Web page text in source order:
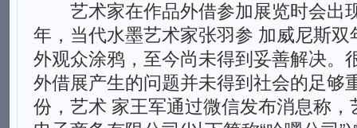
艺术家在作品外借参加展览时会出
年，当代水墨艺术家张羽参 加威尼斯
外观众涂鸦，至今尚未得到妥善解决。
外借展产生的问题并未得到社会的足够
份，艺术 家王军通过微信发布消息称